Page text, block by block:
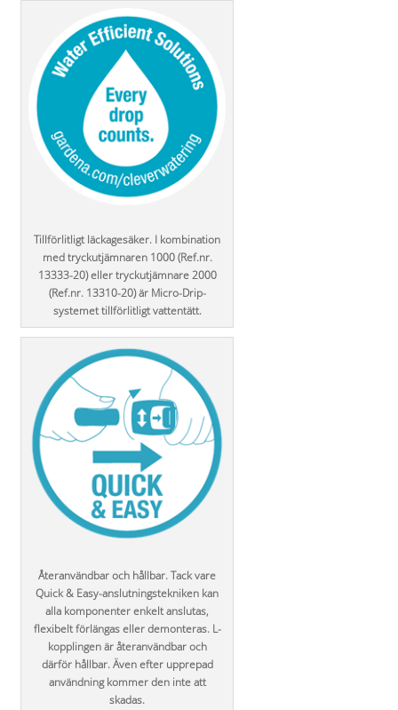
Tillförlitligt läckagesäker. I kombination
med tryckutjämnaren 1000 (Ref.nr.
13333-20) eller tryckutjämnare 2000
(Ref.nr. 13310-20) är Micro-Drip-
systemet tillförlitligt vattentätt.
Återanvändbar och hållbar. Tack vare
Quick & Easy-anslutningstekniken kan
alla komponenter enkelt anslutas,
flexibelt förlängas eller demonteras. L-
kopplingen är återanvändbar och
därför hållbar. Även efter upprepad
användning kommer den inte att
skadas.